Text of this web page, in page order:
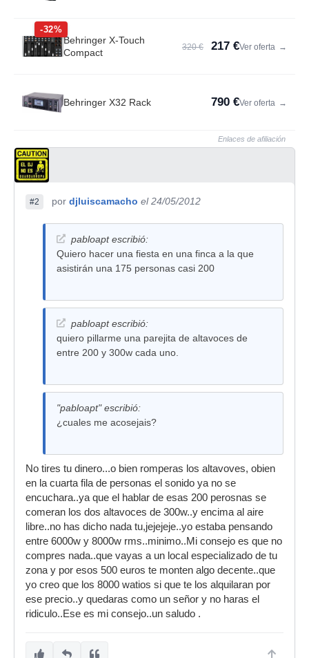
-32%
Behringer X-Touch
Compact
320 € 217 €Ver oferta →
Behringer X32 Rack 790 €Ver oferta →
Enlaces de afiliación
#2 por djluiscamacho el 24/05/2012
pabloapt escribió:
Quiero hacer una fiesta en una finca a la que
asistirán una 175 personas casi 200
pabloapt escribió:
quiero pillarme una parejita de altavoces de
entre 200 y 300w cada uno.
"pabloapt" escribió:
¿cuales me acosejais?
No tires tu dinero...o bien romperas los altavoves, obien
en la cuarta fila de personas el sonido ya no se
encuchara..ya que el hablar de esas 200 perosnas se
comeran los dos altavoces de 300w..y encima al aire
libre..no has dicho nada tu,jejejeje..yo estaba pensando
entre 6000w y 8000w rms..minimo..Mi consejo es que no
compres nada..que vayas a un local especializado de tu
zona y por esos 500 euros te monten algo decente..que
yo creo que los 8000 watios si que te los alquilaran por
ese precio..y quedaras como un señor y no haras el
ridiculo..Ese es mi consejo..un saludo .